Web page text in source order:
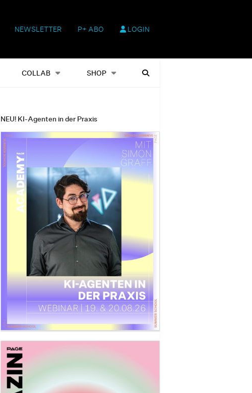
NEWSLETTER P+ ABO LOGIN
COLLAB SHOP
Shop Heftausgaben Suchen
NEU! KI-Agenten in der Praxis